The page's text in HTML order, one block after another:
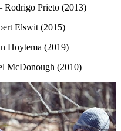
Rodrigo Prieto (2013)
Elswit (2015)
Hoytema (2019)
McDonough (2010)